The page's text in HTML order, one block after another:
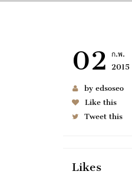
02
ก.พ.
2015
by edsoseo
Like this
Tweet this
Likes